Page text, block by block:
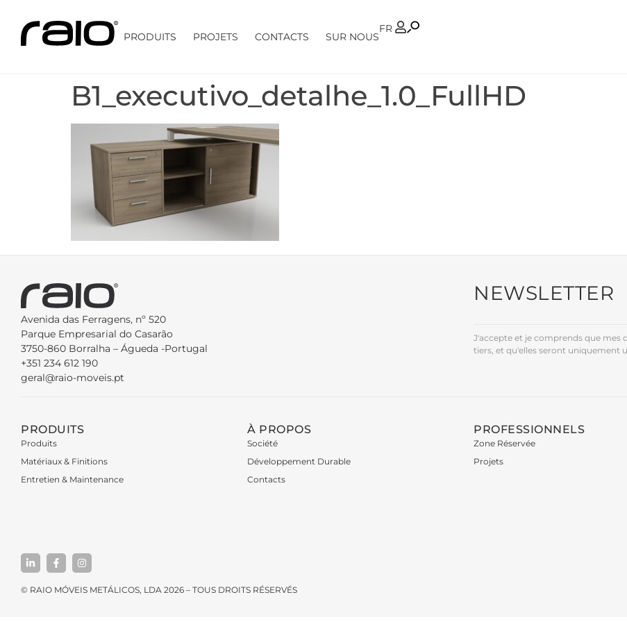
PRODUITS PROJETS CONTACTS SUR NOUS
FR
PT
B1_executivo_detalhe_1.0_FullHD
Avenida das Ferragens, nº 520
Parque Empresarial do Casarão
3750-860 Borralha – Águeda -Portugal
+351 234 612 190
geral@raio-moveis.pt
NEWSLETTER
J'accepte et je comprends que mes
tiers, et qu'elles seront uniquement
PRODUITS
Produits
Matériaux & Finitions
Entretien & Maintenance
À PROPOS
Société
Développement Durable
Contacts
PROFESSIONNELS
Zone Réservée
Projets
© RAIO MÓVEIS METÁLICOS, LDA 2026 – TOUS DROITS RÉSERVÉS